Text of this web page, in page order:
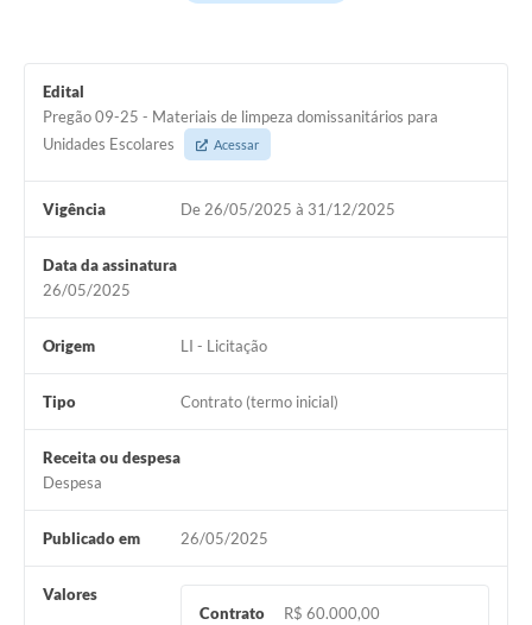
Edital
Pregão 09-25 - Materiais de limpeza domissanitários para
Unidades Escolares
Acessar
Vigência De 26/05/2025 à 31/12/2025
Data da assinatura
26/05/2025
Origem LI - Licitação
Tipo Contrato (termo inicial)
Receita ou despesa
Despesa
Publicado em 26/05/2025
Valores
Contrato
R$ 60.000,00